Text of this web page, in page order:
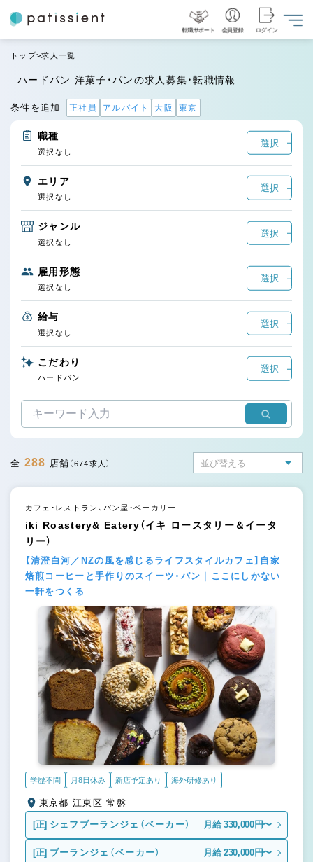
転職サポート 会員登録 ログイン
トップ 求人一覧
ハードパン 洋菓子・パンの求人募集・転職情報
条件を追加 正社員 アルバイト 大阪 東京
職種
選択
選択なし
エリア
選択
選択なし
ジャンル
選択
選択なし
雇用形態
選択
選択なし
給与
選択
選択なし
こだわり
選択
ハードパン
全 288 店舗 （674求人）
カフェ・レストラン、パン屋・ベーカリー
iki Roastery& Eatery（イキ ロースタリー＆イータ
リー）
【清澄白河／NZの風を感じるライフスタイルカフェ】自家
焙煎コーヒーと手作りのスイーツ・パン｜ここにしかない
一軒をつくる
学歴不問 月8日休み 新店予定あり 海外研修あり
東京都 江東区 常盤
[正] シェフブーランジェ（ベーカー） 月給 330,000円〜
[正] ブーランジェ（ベーカー） 月給 230,000円〜